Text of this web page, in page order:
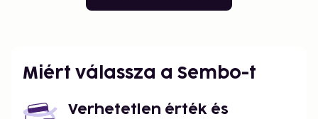
Miért válassza a Sembo-t
Verhetetlen érték és